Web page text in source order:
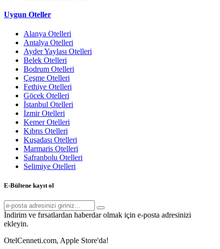
Uygun Oteller
Alanya Otelleri
Antalya Otelleri
Ayder Yaylası Otelleri
Belek Otelleri
Bodrum Otelleri
Çeşme Otelleri
Fethiye Otelleri
Göcek Otelleri
İstanbul Otelleri
İzmir Otelleri
Kemer Otelleri
Kıbrıs Otelleri
Kuşadası Otelleri
Marmaris Otelleri
Safranbolu Otelleri
Selimiye Otelleri
E-Bültene kayıt ol
İndirim ve fırsatlardan haberdar olmak için e-posta adresinizi
ekleyin.
OtelCenneti.com, Apple Store'da!